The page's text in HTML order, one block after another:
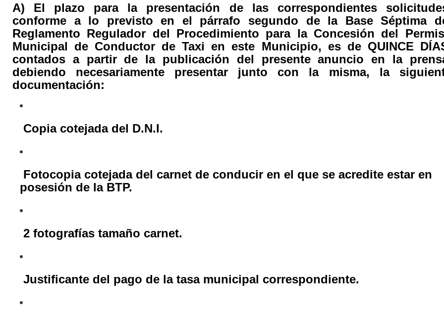
A) El plazo para la presentación de las correspondientes
conforme a lo previsto en el párrafo segundo de la Base Séptima
Reglamento Regulador del Procedimiento para la Concesión del
Municipal de Conductor de Taxi en este Municipio, es de QUINCE
contados a partir de la publicación del presente anuncio en la
debiendo necesariamente presentar junto con la misma, la
documentación:
Copia cotejada del D.N.I.
Fotocopia cotejada del carnet de conducir en el que se acredite estar en
posesión de la BTP.
2 fotografías tamaño carnet.
Justificante del pago de la tasa municipal correspondiente.